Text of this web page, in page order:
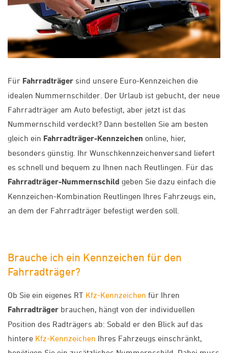
Für Fahrradträger sind unsere Euro-Kennzeichen die
idealen Nummernschilder. Der Urlaub ist gebucht, der neue
Fahrradträger am Auto befestigt, aber jetzt ist das
Nummernschild verdeckt? Dann bestellen Sie am besten
gleich ein Fahrradträger-Kennzeichen online, hier,
besonders günstig. Ihr Wunschkennzeichenversand liefert
es schnell und bequem zu Ihnen nach Reutlingen. Für das
Fahrradträger-Nummernschild geben Sie dazu einfach die
Kennzeichen-Kombination Reutlingen Ihres Fahrzeugs ein,
an dem der Fahrradträger befestigt werden soll.
Brauche ich ein Kennzeichen für den
Fahrradträger?
Ob Sie ein eigenes RT Kfz-Kennzeichen für Ihren
Fahrradträger brauchen, hängt von der individuellen
Position des Radträgers ab: Sobald er den Blick auf das
hintere Kfz-Kennzeichen Ihres Fahrzeugs einschränkt,